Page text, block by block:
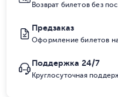
Возврат билетов без
Предзаказ
Оформление билетов
Поддержка 24/7
Круглосуточная